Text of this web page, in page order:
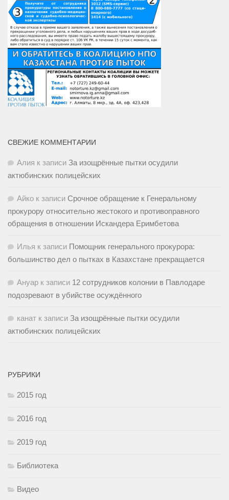
СВЕЖИЕ КОММЕНТАРИИ
Алия к записи За изощрённые пытки осудили
актюбинских полицейских
Айко к записи Срочное обращение к Генеральному
прокурору относительно жестокого и противоправного
обращения в отношении Искандера Еримбетова
Илья к записи Помощник генерального прокурора:
большинство дел о пытках в Казахстане прекращается
Ануар к записи 12 сотрудников колонии в Павлодаре
подозревают в убийстве осуждённого
канат к записи За изощрённые пытки осудили
актюбинских полицейских
РУБРИКИ
2015 год
2016 год
2019 год
Библиотека
Видео